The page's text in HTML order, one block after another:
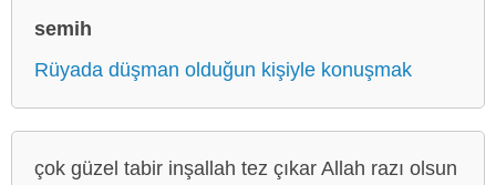
semih
Rüyada düşman olduğun kişiyle konuşmak
çok güzel tabir inşallah tez çıkar Allah razı olsun